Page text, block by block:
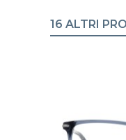
16 ALTRI